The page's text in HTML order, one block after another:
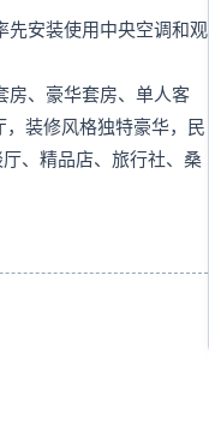
先安装使用中央空调和观
房、豪华套房、单人客
装修风格独特豪华，民
、精品店、旅行社、桑